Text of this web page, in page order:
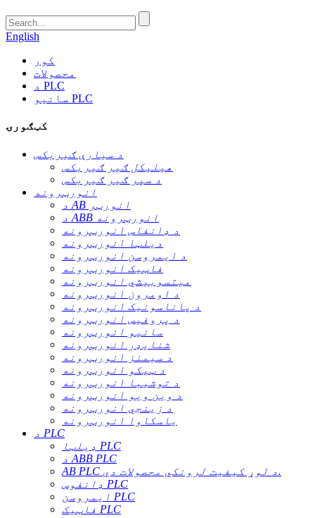
English
کور
محصولات
د PLC
سانیو PLC
کټګورۍ
د سیارې ګیربکس
هیلیکل ګیر ګیربکس
د سپر ګیر ګیربکس
انورټرونه
د AB انورټر
د ABB انورټرونه
د ډانفاس انورټرونه
دیلټا انورټرونه
د ایمروسن انورټرونه
فاټیک انورټرونه
میتسوبیشي انورټرونه
د اومرون انورټرونه
د پاناسونیک انورټرونه
د پروفیس انورټرونه
سانیو انورټرونه
شنایډر انورټرونه
د سیمنز انورټرونه
د ټیکو انورټرونه
د توشیبا انورټرونه
د وین ویو انورټرونه
د زینجي انورټرونه
یاسکاوا انورټرونه
د PLC
ډیلټا PLC
د ABB PLC
AB PLC د لوړ کیفیت لرونکي محصولات دي.
ډانفوس PLC
ایمروسن PLC
فاټیک PLC